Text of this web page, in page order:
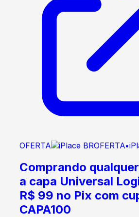
OFERTA OFERTA•
Comprando
a capa Universal
R$ 99 no Pix com
CAPA100